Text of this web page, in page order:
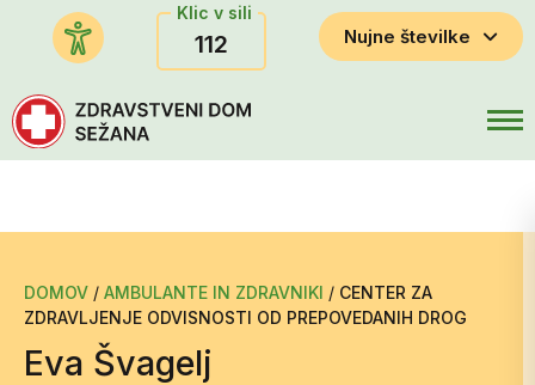
Klic v sili
112 Nujne številke
DOMOV / AMBULANTE IN ZDRAVNIKI / CENTER ZA
ZDRAVLJENJE ODVISNOSTI OD PREPOVEDANIH DROG
Eva Švagelj